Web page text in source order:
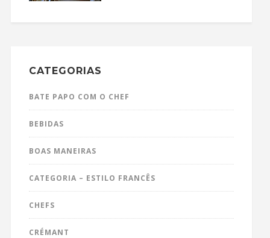
CATEGORIAS
BATE PAPO COM O CHEF
BEBIDAS
BOAS MANEIRAS
CATEGORIA – ESTILO FRANCÊS
CHEFS
CRÉMANT